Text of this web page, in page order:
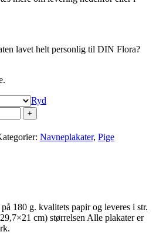
lavet helt personlig til DIN Flora?
Ryd
Navneplakater, Pige
180 g. kvalitets papir og leveres i str.
cm) størrelsen Alle plakater er